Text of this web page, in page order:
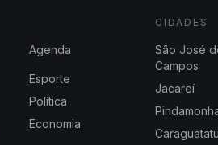
Agenda
Esporte
Política
Economia
CIDADES
São José
Campos
Jacareí